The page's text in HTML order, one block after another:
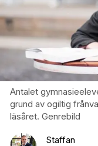
Antalet
grund av ogiltig
läsåret. Genrebild
Staffan